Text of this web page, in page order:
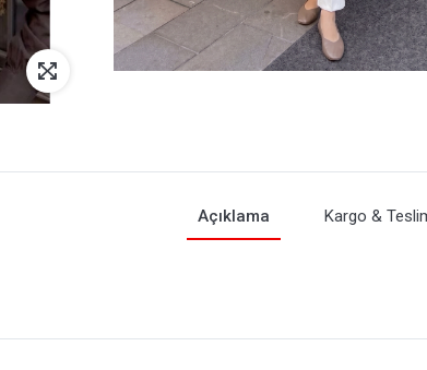
Açıklama Kargo &